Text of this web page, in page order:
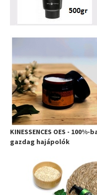
KINESSENCES OES -
gazdag hajápolók